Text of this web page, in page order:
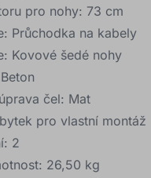
pro nohy: 73 cm
Průchodka na kabely
Kovové šedé nohy
čel: Mat
pro vlastní montáž
2
26,50 kg